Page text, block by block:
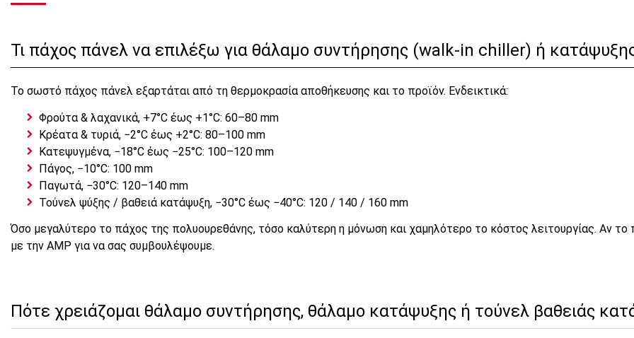
Τι πάχος πάνελ να επιλέξω για θάλαμο συντήρησης (walk-in chiller) ή
Το σωστό πάχος πάνελ εξαρτάται από τη θερμοκρασία αποθήκευσης και το προϊόν. Ενδεικτικά:
Φρούτα & λαχανικά, +7°C έως +1°C: 60–80 mm
Κρέατα & τυριά, −2°C έως +2°C: 80–100 mm
Κατεψυγμένα, −18°C έως −25°C: 100–120 mm
Πάγος, −10°C: 100 mm
Παγωτά, −30°C: 120–140 mm
Τούνελ ψύξης / βαθειά κατάψυξη, −30°C έως −40°C: 120 / 140 / 160 mm
Όσο μεγαλύτερο το πάχος της πολυουρεθάνης, τόσο καλύτερη η μόνωση και χαμηλότερο το κόστος λειτουργίας. Αν το
με την AMP για να σας συμβουλέψουμε.
Πότε χρειάζομαι θάλαμο συντήρησης, θάλαμο κατάψυξης ή τούνελ βαθειάς